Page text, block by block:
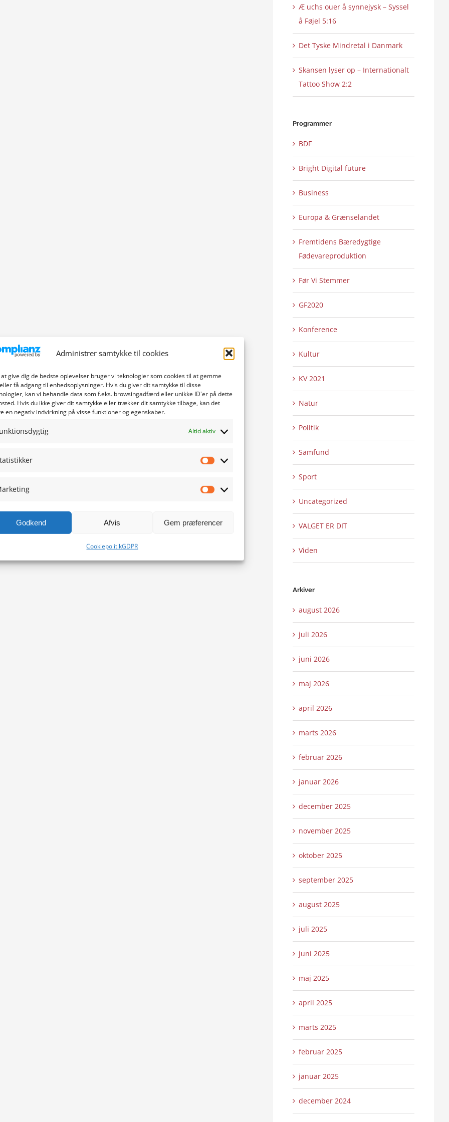
Administrer samtykke til cookies
at give dig de bedste oplevelser bruger vi teknologier som cookies til at gemme
få adgang til enhedsoplysninger. Hvis du giver dit samtykke til disse
kan vi behandle data som f.eks. browsingadfærd eller unikke ID'er på dette
Hvis du ikke giver dit samtykke eller trækker dit samtykke tilbage, kan det
en negativ indvirkning på visse funktioner og egenskaber.
Altid aktiv
Godkend Afvis Gem præferencer
CookiepolitikGDPR
Æ uchs ouer å synnejysk – Syssel
å Føjel 5:16
Det Tyske Mindretal i Danmark
Skansen lyser op – Internationalt
Tattoo Show 2:2
Programmer
BDF
Bright Digital future
Business
Europa & Grænselandet
Fremtidens Bæredygtige
Fødevareproduktion
Før Vi Stemmer
GF2020
Konference
Kultur
KV 2021
Natur
Politik
Samfund
Sport
Uncategorized
VALGET ER DIT
Viden
Arkiver
august 2026
juli 2026
juni 2026
maj 2026
april 2026
marts 2026
februar 2026
januar 2026
december 2025
november 2025
oktober 2025
september 2025
august 2025
juli 2025
juni 2025
maj 2025
april 2025
marts 2025
februar 2025
januar 2025
december 2024